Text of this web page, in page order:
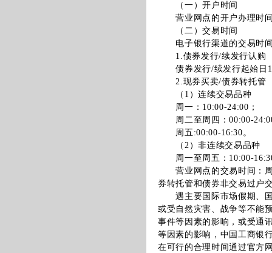
（一）开户时间
营业网点的开户办理时间
（二）交易时间
电子银行渠道的交易时间
1.债券发行/续发行认购
债券发行/续发行起始日
2.现券买卖/债券转托管
（1）连续交易品种
周一：10:00-24:00；
周二至周四：00:00-
周五:00:00-16:30。
（2）非连续交易品种
周一至周五：10:00-
营业网点的交易时间：周
券转托管和债券非交易过户
遇主要国际市场假期、国
或受自然灾害、战争等不能
事件等因素的影响，或受通
等因素的影响，中国工商银
在可行的合理时间通过官方